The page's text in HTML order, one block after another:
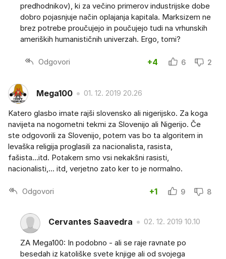
predhodnikov), ki za večino primerov industrijske dobe
dobro pojasnjuje način oplajanja kapitala. Marksizem ne
brez potrebe proučujejo in poučujejo tudi na vrhunskih
ameriških humanističnih univerzah. Ergo, tomi?
Odgovori +4 6 2
Mega100 01. 12. 2019 20.26
Katero glasbo imate rajši slovensko ali nigerijsko. Za koga
navijeta na nogometni tekmi za Slovenijo ali Nigerijo. Če
ste odgovorili za Slovenijo, potem vas bo ta algoritem in
levaška religija proglasili za nacionalista, rasista,
fašista...itd. Potakem smo vsi nekakšni rasisti,
nacionalisti,... itd, verjetno zato ker to je normalno.
Odgovori +1 9 8
Cervantes Saavedra 02. 12. 2019 10.10
ZA Mega100: In podobno - ali se raje ravnate po
besedah iz katoliške svete knjige ali od svojega